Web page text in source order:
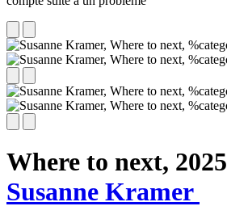
Where to next, 2025
Susanne Kramer